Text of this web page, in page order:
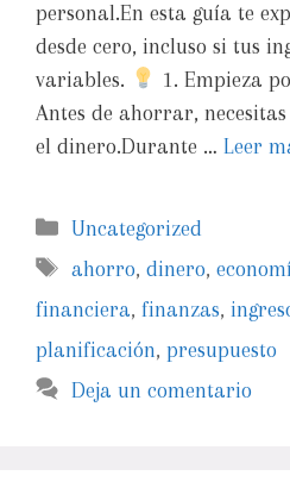
personal.En esta guía te
desde cero, incluso si tus
variables.
1. Empieza
Antes de ahorrar,
el dinero.Durante … Leer
Uncategorized
ahorro,dinero,
financiera, finanzas,
planificación, presupuesto
Deja un comentario